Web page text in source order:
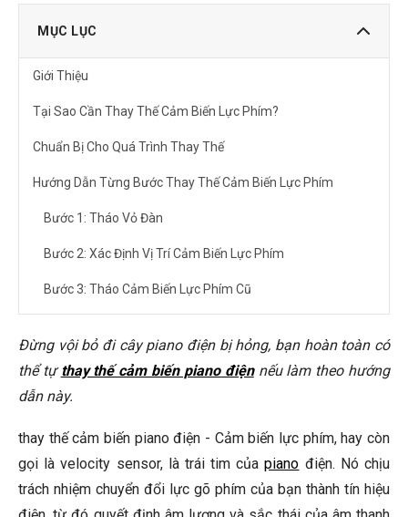
MỤC LỤC
Giới Thiệu
Tại Sao Cần Thay Thế Cảm Biến Lực Phím?
Chuẩn Bị Cho Quá Trình Thay Thế
Hướng Dẫn Từng Bước Thay Thế Cảm Biến Lực Phím
Bước 1: Tháo Vỏ Đàn
Bước 2: Xác Định Vị Trí Cảm Biến Lực Phím
Bước 3: Tháo Cảm Biến Lực Phím Cũ
Bước 6: Lắp Lại Vỏ Đàn
Các Lưu Ý Quan Trọng
Các Vấn Đề Thường Gặp và Cách Khắc Phục
Đừng vội bỏ đi cây piano điện bị hỏng, bạn hoàn toàn có
thể tựthay thế cảm biến piano điệnnếu làm theo hướng
dẫn này.
thay thế cảm biến piano điện - Cảm biến lực phím, hay còn
gọi là velocity sensor, là trái tim củapiano điện. Nó chịu
trách nhiệm chuyển đổi lực gõ phím của bạn thành tín hiệu